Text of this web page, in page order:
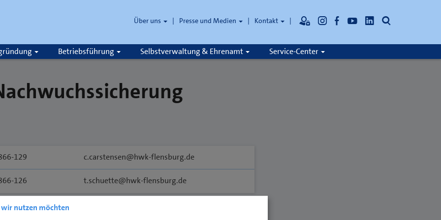
Über uns Presse und Medien Kontakt
Betriebsführung Selbstverwaltung & Ehrenamt Service-Center
129 c.carstensen@hwk-flensburg.de
126 t.schuette@hwk-flensburg.de
nutzen möchten